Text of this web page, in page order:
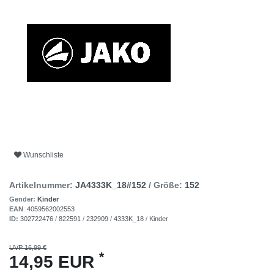
Wunschliste
Artikelnummer: JA4333K_18#152 / Größe: 152
Gender: Kinder
EAN: 4059562002553
ID: 302722476 / 822591 / 232909 / 4333K_18 / Kinder
UVP 16,99 €
14,95 EUR *